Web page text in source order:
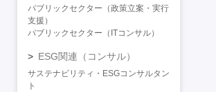
パブリックセクター（政策立案・実行
支援）
パブリックセクター（ITコンサル）
ESG関連（コンサル）
サステナビリティ・ESGコンサルタン
ト